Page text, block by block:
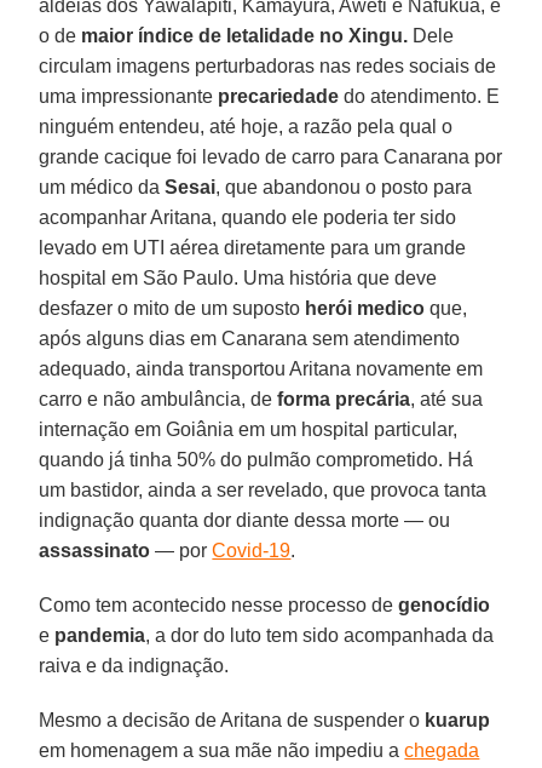
aldeias dos Yawalapiti, Kamayura, Aweti e Nafukuá, é
o de maior índice de letalidade no Xingu. Dele
circulam imagens perturbadoras nas redes sociais de
uma impressionante precariedade do atendimento. E
ninguém entendeu, até hoje, a razão pela qual o
grande cacique foi levado de carro para Canarana por
um médico daSesai, que abandonou o posto para
acompanhar Aritana, quando ele poderia ter sido
levado em UTI aérea diretamente para um grande
hospital em São Paulo. Uma história que deve
desfazer o mito de um suposto herói medico que,
após alguns dias em Canarana sem atendimento
adequado, ainda transportou Aritana novamente em
carro e não ambulância, deforma precária, até sua
internação em Goiânia em um hospital particular,
quando já tinha 50% do pulmão comprometido. Há
um bastidor, ainda a ser revelado, que provoca tanta
indignação quanta dor diante dessa morte — ou
assassinato — porCovid-19.
Como tem acontecido nesse processo degenocídio
e pandemia, a dor do luto tem sido acompanhada da
raiva e da indignação.
Mesmo a decisão de Aritana de suspender o kuarup
em homenagem a sua mãe não impediu achegada